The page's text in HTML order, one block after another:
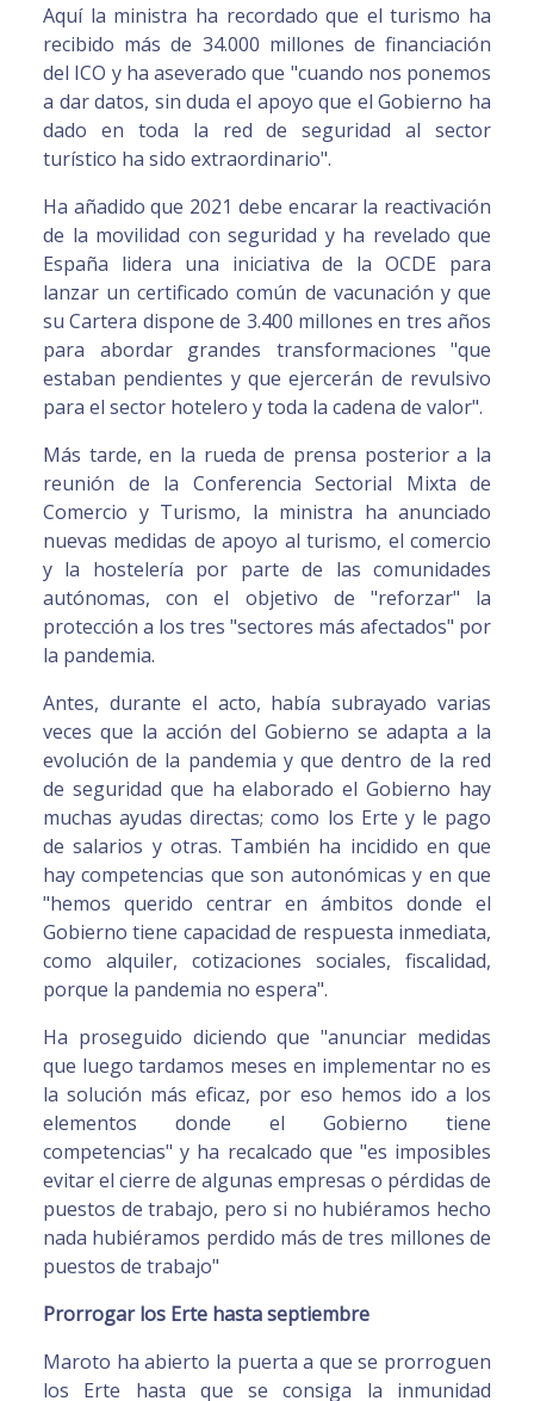
Aquí la ministra ha recordado que el turismo ha
recibido más de 34.000 millones de financiación
del ICO y ha aseverado que "cuando nos ponemos
a dar datos, sin duda el apoyo que el Gobierno ha
dado en toda la red de seguridad al sector
turístico ha sido extraordinario".
Ha añadido que 2021 debe encarar la reactivación
de la movilidad con seguridad y ha revelado que
España lidera una iniciativa de la OCDE para
lanzar un certificado común de vacunación y que
su Cartera dispone de 3.400 millones en tres años
para abordar grandes transformaciones "que
estaban pendientes y que ejercerán de revulsivo
para el sector hotelero y toda la cadena de valor".
Más tarde, en la rueda de prensa posterior a la
reunión de la Conferencia Sectorial Mixta de
Comercio y Turismo, la ministra ha anunciado
nuevas medidas de apoyo al turismo, el comercio
y la hostelería por parte de las comunidades
autónomas, con el objetivo de "reforzar" la
protección a los tres "sectores más afectados" por
la pandemia.
Antes, durante el acto, había subrayado varias
veces que la acción del Gobierno se adapta a la
evolución de la pandemia y que dentro de la red
de seguridad que ha elaborado el Gobierno hay
muchas ayudas directas; como los Erte y le pago
de salarios y otras. También ha incidido en que
hay competencias que son autonómicas y en que
"hemos querido centrar en ámbitos donde el
Gobierno tiene capacidad de respuesta inmediata,
como alquiler, cotizaciones sociales, fiscalidad,
porque la pandemia no espera".
Ha proseguido diciendo que "anunciar medidas
que luego tardamos meses en implementar no es
la solución más eficaz, por eso hemos ido a los
elementos donde el Gobierno tiene
competencias" y ha recalcado que "es imposibles
evitar el cierre de algunas empresas o pérdidas de
puestos de trabajo, pero si no hubiéramos hecho
nada hubiéramos perdido más de tres millones de
puestos de trabajo"
Prorrogar los Erte hasta septiembre
Maroto ha abierto la puerta a que se prorroguen
los Erte hasta que se consiga la inmunidad